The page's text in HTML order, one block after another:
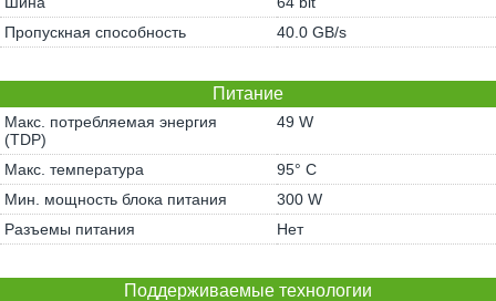
Пропускная способность
40.0 GB/s
Питание
Макс. потребляемая энергия
(TDP)
49 W
Макс. температура
95° C
Мин. мощность блока питания
300 W
Разъемы питания
Нет
Поддерживаемые технологии